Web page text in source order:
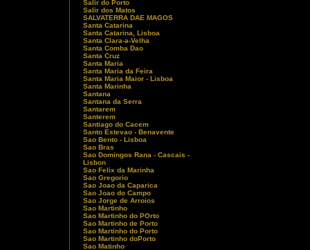
Salir do Porto
Salir dos Matos
SALVATERRA DAE MAGOS
Santa Catarina
Santa Catarina, Lisboa
Santa Clara-a-Velha
Santa Comba Dao
Santa Cruz
Santa Maria
Santa Maria da Feira
Santa Maria Maior - Lisboa
Santa Marinha
Santana
Santana da Serra
Santarem
Santerem
Santiago do Cacem
Santo Estevao - Benavente
Sao Bento - Lisboa
Sao Bras
Sao Domingos Rana - Cascais -
Lisbon
Sao Felix da Marinha
Sao Gregorio
Sao Joao da Caparica
Sao Joao do Campo
Sao Jorge de Arroios
Sao Martinho
Sao Martinho do POrto
Sao Martinho de Porto
Sao Martinho do Porto
Sao Martinho doPorto
Sao Matinho